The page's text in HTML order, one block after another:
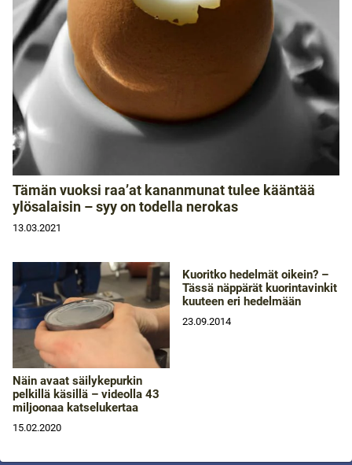
Tämän vuoksi raa’at kananmunat tulee kääntää
ylösalaisin – syy on todella nerokas
13.03.2021
Näin avaat säilykepurkin
pelkillä käsillä – videolla 43
miljoonaa katselukertaa
15.02.2020
Kuoritko hedelmät oikein? –
Tässä näppärät kuorintavinkit
kuuteen eri hedelmään
23.09.2014